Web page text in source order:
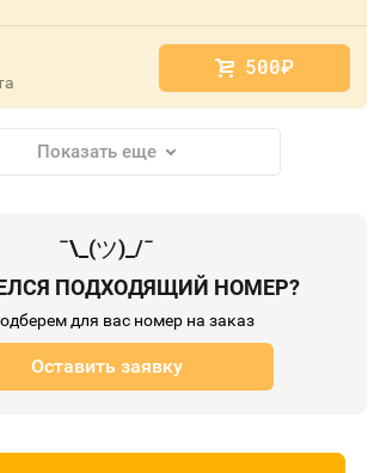
500руб.
Показать еще
¯\_(ツ)_/¯
ПОДХОДЯЩИЙ НОМЕР?
для вас номер на заказ
Оставить заявку